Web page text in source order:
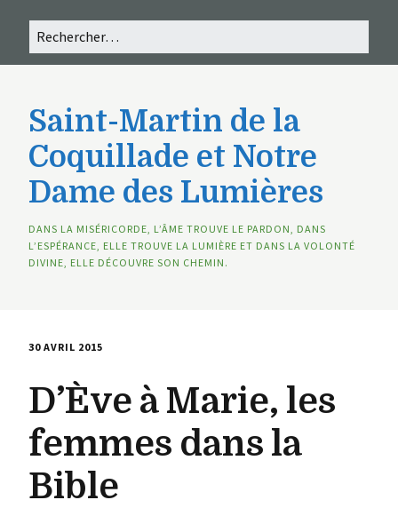
Saint-Martin de la
Coquillade et Notre
Dame des Lumières
DANS LA MISÉRICORDE, L’ÂME TROUVE LE PARDON, DANS
L’ESPÉRANCE, ELLE TROUVE LA LUMIÈRE ET DANS LA VOLONTÉ
DIVINE, ELLE DÉCOUVRE SON CHEMIN.
30 AVRIL 2015
D’Ève à Marie, les
femmes dans la
Bible